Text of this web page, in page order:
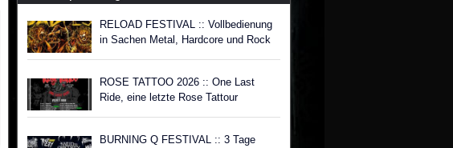
RELOAD FESTIVAL :: Vollbedienung
in Sachen Metal, Hardcore und Rock
ROSE TATTOO 2026 :: One Last
Ride, eine letzte Rose Tattour
BURNING Q FESTIVAL :: 3 Tage